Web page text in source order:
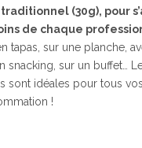
traditionnel (30g), pour
de chaque
tapas, sur une planche,
snacking, sur un buffet…
sont idéales pour tous
!